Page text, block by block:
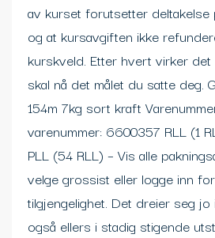
av kurset forutsetter deltakelse
og at kursavgiften ikke
kurskveld. Etter hvert virker
skal nå det målet du satte deg.
154m 7kg sort kraft
varenummer: 6600357 RLL (1
PLL (54 RLL) – Vis alle
velge grossist eller logge inn
tilgjengelighet. Det dreier seg
også ellers i stadig stigende